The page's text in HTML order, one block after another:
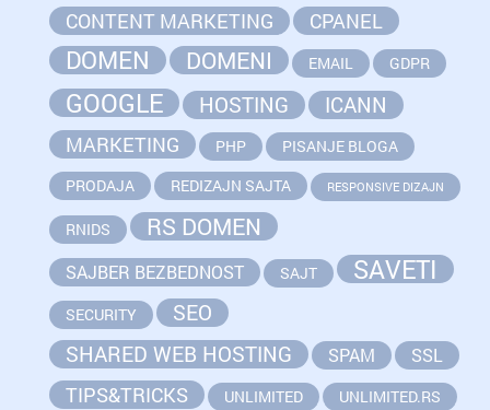
CONTENT MARKETING CPANEL
DOMEN DOMENI EMAIL GDPR
GOOGLE HOSTING ICANN
MARKETING PHP
PISANJE BLOGA
PRODAJA
REDIZAJN SAJTA RESPONSIVE DIZAJN
RNIDS RS DOMEN
SAJBER BEZBEDNOST SAJT SAVETI
SECURITY
SEO
SHARED WEB HOSTING
SPAM SSL
TIPS&TRICKS UNLIMITED UNLIMITED.RS